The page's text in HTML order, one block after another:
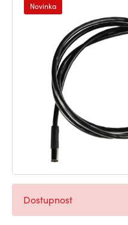
Novinka
Dostupnost